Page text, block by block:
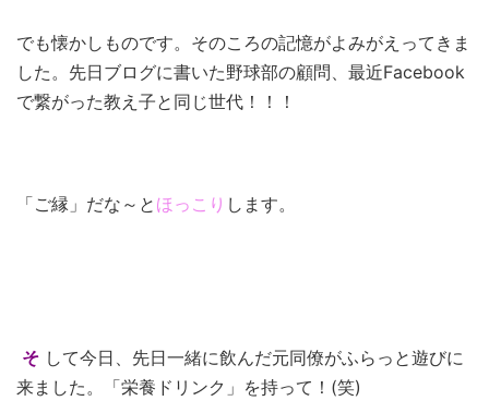
でも懐かしものです。そのころの記憶がよみがえってきま
した。先日ブログに書いた野球部の顧問、最近Facebook
で繋がった教え子と同じ世代！！！
「ご縁」だな～と ほっこり します。
そ して今日、先日一緒に飲んだ元同僚がふらっと遊びに
来ました。「栄養ドリンク」を持って！(笑)